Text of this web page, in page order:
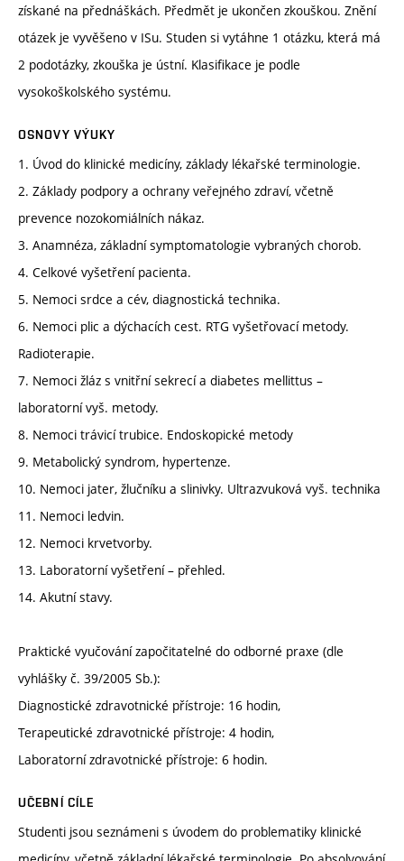
získané na přednáškách. Předmět je ukončen zkouškou. Znění
otázek je vyvěšeno v ISu. Studen si vytáhne 1 otázku, která má
2 podotázky, zkouška je ústní. Klasifikace je podle
vysokoškolského systému.
OSNOVY VÝUKY
1. Úvod do klinické medicíny, základy lékařské terminologie.
2. Základy podpory a ochrany veřejného zdraví, včetně
prevence nozokomiálních nákaz.
3. Anamnéza, základní symptomatologie vybraných chorob.
4. Celkové vyšetření pacienta.
5. Nemoci srdce a cév, diagnostická technika.
6. Nemoci plic a dýchacích cest. RTG vyšetřovací metody.
Radioterapie.
7. Nemoci žláz s vnitřní sekrecí a diabetes mellittus –
laboratorní vyš. metody.
8. Nemoci trávicí trubice. Endoskopické metody
9. Metabolický syndrom, hypertenze.
10. Nemoci jater, žlučníku a slinivky. Ultrazvuková vyš. technika
11. Nemoci ledvin.
12. Nemoci krvetvorby.
13. Laboratorní vyšetření – přehled.
14. Akutní stavy.
Praktické vyučování započitatelné do odborné praxe (dle
vyhlášky č. 39/2005 Sb.):
Diagnostické zdravotnické přístroje: 16 hodin,
Terapeutické zdravotnické přístroje: 4 hodin,
Laboratorní zdravotnické přístroje: 6 hodin.
UČEBNÍ CÍLE
Studenti jsou seznámeni s úvodem do problematiky klinické